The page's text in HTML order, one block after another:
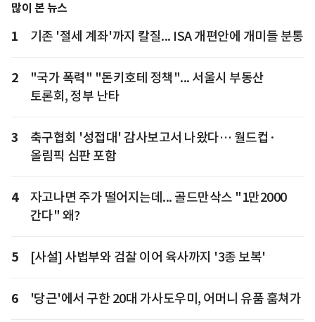
많이 본 뉴스
1 기존 '절세 계좌'까지 칼질... ISA 개편안에 개미들 분통
2
"국가 폭력" "돈키호테 정책"... 서울시 부동산
토론회, 정부 난타
3
축구협회 '성접대' 감사보고서 나왔다… 월드컵·
올림픽 심판 포함
4
자고나면 주가 떨어지는데... 골드만삭스 "1만2000
간다" 왜?
5 [사설] 사법부와 검찰 이어 육사까지 '3종 보복'
6 '당근'에서 구한 20대 가사도우미, 어머니 유품 훔쳐가